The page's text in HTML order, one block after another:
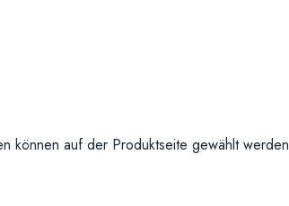
können auf der Produktseite gewählt werden